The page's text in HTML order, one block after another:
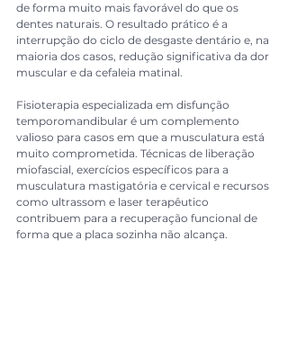
de forma muito mais favorável do que os
dentes naturais. O resultado prático é a
interrupção do ciclo de desgaste dentário e, na
maioria dos casos, redução significativa da dor
muscular e da cefaleia matinal.
Fisioterapia especializada em disfunção
temporomandibular é um complemento
valioso para casos em que a musculatura está
muito comprometida. Técnicas de liberação
miofascial, exercícios específicos para a
musculatura mastigatória e cervical e recursos
como ultrassom e laser terapêutico
contribuem para a recuperação funcional de
forma que a placa sozinha não alcança.